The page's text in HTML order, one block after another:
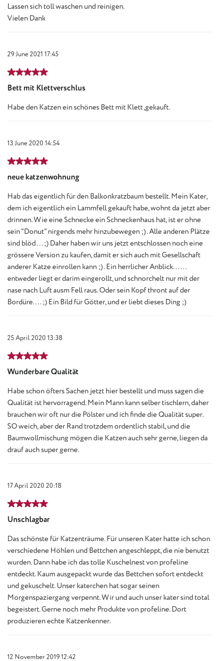
Lassen sich toll waschen und reinigen.
Vielen Dank
29 June 2021 17:45
Review with rating of 5 out of 5 stars
Bett mit Klettverschlus
Habe den Katzen ein schönes Bett mit Klett ,gekauft.
13 June 2020 14:54
Review with rating of 5 out of 5 stars
neue katzenwohnung
Hab das eigentlich für den Balkonkratzbaum bestellt. Mein Kater,
dem ich eigentlich ein Lammfell gekauft habe, wohnt da jetzt aber
drinnen. Wie eine Schnecke ein Schneckenhaus hat, ist er ohne
sein "Donut" nirgends mehr hinzubewegen ;) . Alle anderen Plätze
sind blöd ... ;) Daher haben wir uns jetzt entschlossen noch eine
grössere Version zu kaufen, damit er sich auch mit Gesellschaft
anderer Katze einrollen kann ;) . Ein herrlicher Anblick......
entweder liegt er darim eingerollt, und schnorchelt nur mit der
nase nach Luft ausm Fell raus. Oder sein Kopf thront auf der
Bordüre.... ;) Ein Bild für Götter, und er liebt dieses Ding ;)
25 April 2020 13:38
Review with rating of 5 out of 5 stars
Wunderbare Qualität
Habe schon öfters Sachen jetzt hier bestellt und muss sagen die
Qualität ist hervorragend. Mein Mann kann selber tischlern, daher
brauchen wir oft nur die Pölster und ich finde die Qualität super.
SO weich, aber der Rand trotzdem ordentlich stabil, und die
Baumwollmischung mögen die Katzen auch sehr gerne, liegen da
drauf auch super gerne.
17 April 2020 20:18
Review with rating of 5 out of 5 stars
Unschlagbar
Das schönste für Katzenträume. Für unseren Kater hatte ich schon
verschiedene Höhlen und Bettchen angeschleppt, die nie benutzt
wurden. Dann habe ich das tolle Kuschelnest von profeline
entdeckt. Kaum ausgepackt wurde das Bettchen sofort entdeckt
und gekuschelt. Unser katerchen hat sogar seinen
Morgenspaziergang verpennt. Wir und auch unser kater sind total
begeistert. Gerne noch mehr Produkte von profeline. Dort
produzieren echte Katzenkenner.
12 November 2019 12:42